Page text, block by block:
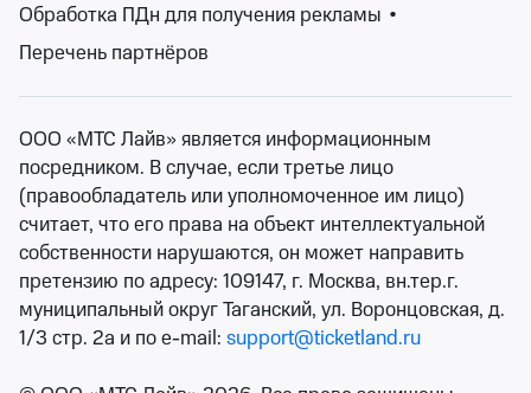
Фестивали – это уникальные события, которые
притягивают множество посетителей. Они могут
проводится как в закрытых помещениях, так и на
открытом воздухе. Традиционно фестивали
считаются музыкальными, на которых выступают
творческие группы, однако сейчас на выбор зрителю
предлагаются фестивали искусств, кино, творчества,
театральные, фестивали молодежи, детские и
множество других.
На сайте Ticketland.ru Вы как раз сможете найти
билеты на театральные, музыкальные, детские, open-
air и многие другие фестивали. Удобная афиша
фестивалей позволит быстро подобрать
Обработка ПДн для получения рекламы •
Перечень партнёров
ООО «МТС Лайв» является информационным
посредником. В случае, если третье лицо
(правообладатель или уполномоченное им лицо)
считает, что его права на объект интеллектуальной
собственности нарушаются, он может направить
претензию по адресу: 109147, г. Москва, вн.тер.г.
муниципальный округ Таганский, ул. Воронцовская, д.
1/3 стр. 2а и по e-mail: support@ticketland.ru